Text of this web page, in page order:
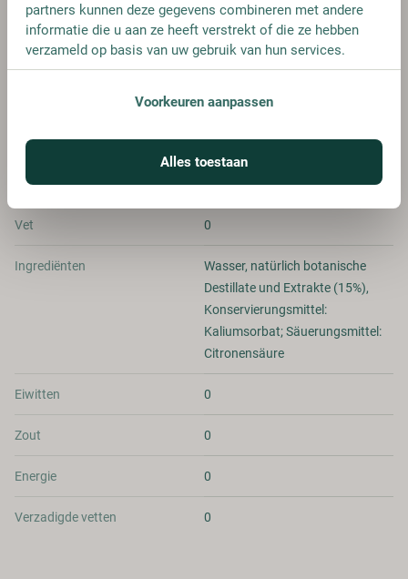
Koolhydraten
Koolhydraten, waarvan suikers
Inhoud 0,7L
Land van herkomst Groot-Britannië
Vet 0
Ingrediënten
Wasser, natürlich botanische
Destillate und Extrakte (15%),
Konservierungsmittel:
Kaliumsorbat; Säuerungsmittel:
Citronensäure
Eiwitten 0
Zout 0
Energie 0
Verzadigde vetten 0
partners kunnen deze gegevens combineren met andere
informatie die u aan ze heeft verstrekt of die ze hebben
verzameld op basis van uw gebruik van hun services.
Voorkeuren aanpassen
Alles toestaan